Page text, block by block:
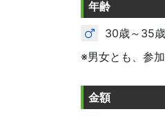
年齢
30歳～35歳
※男女とも、参
金額